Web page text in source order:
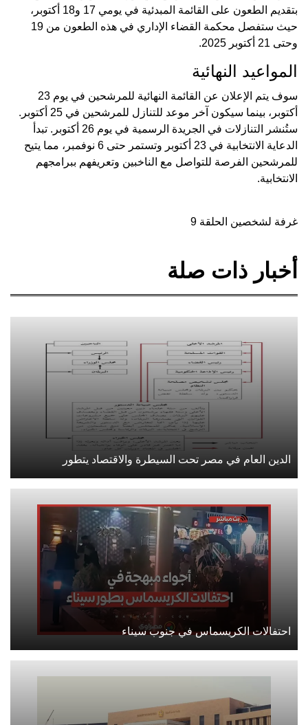
بتقديم الطعون على القائمة المبدئية في يومي 17 و18 أكتوبر،
حيث ستفصل محكمة القضاء الإداري في هذه الطعون من 19
وحتى 21 أكتوبر 2025.
المواعيد النهائية
سوف يتم الإعلان عن القائمة النهائية للمرشحين في يوم 23
أكتوبر، بينما سيكون آخر موعد للتنازل للمرشحين في 25 أكتوبر.
ستُنشر التنازلات في الجريدة الرسمية في يوم 26 أكتوبر. تبدأ
الدعاية الانتخابية في 23 أكتوبر وتستمر حتى 6 نوفمبر، مما يتيح
للمرشحين الفرصة للتواصل مع الناخبين وتعريفهم ببرامجهم
الانتخابية.
غرفة لشخصين الحلقة 9
أخبار ذات صلة
الدين العام في مصر تحت السيطرة والاقتصاد يتطور
احتفالات الكريسماس في جنوب سيناء